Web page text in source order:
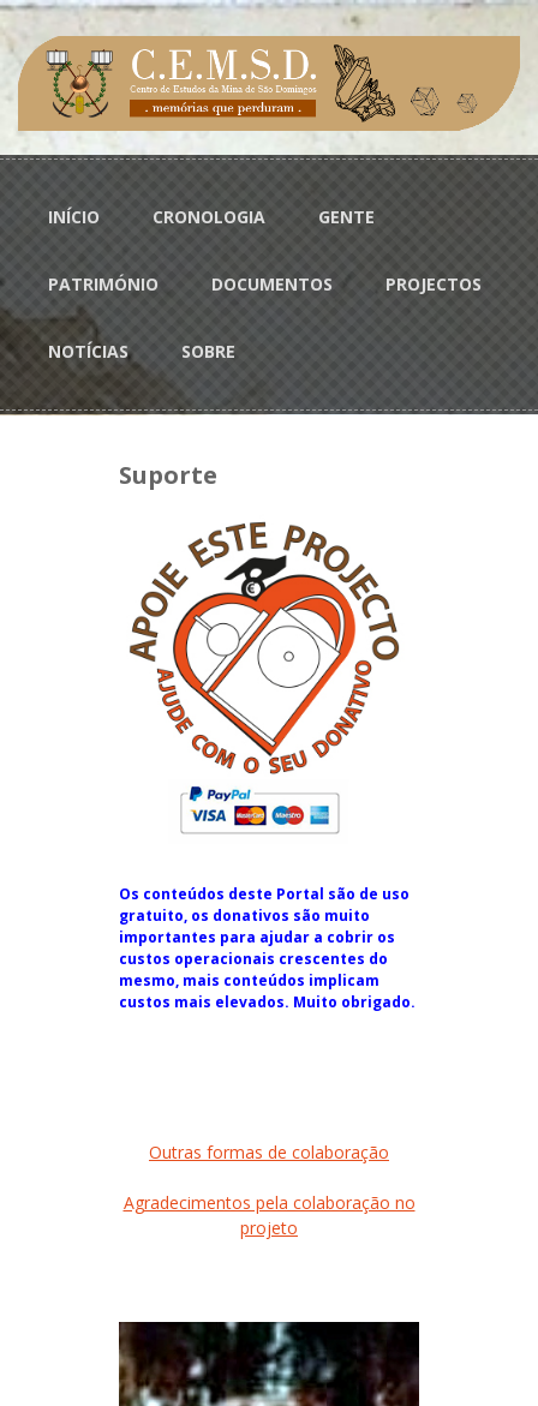
Passar para o conteúdo principal
Menu principal
INÍCIO CRONOLOGIA GENTE
PATRIMÓNIO DOCUMENTOS PROJECTOS
NOTÍCIAS SOBRE
Suporte
Os conteúdos deste Portal são de uso
gratuito, os donativos são muito
importantes para ajudar a cobrir os
custos operacionais crescentes do
mesmo, mais conteúdos implicam
custos mais elevados. Muito obrigado.
Outras formas de colaboração
Agradecimentos pela colaboração no
projeto